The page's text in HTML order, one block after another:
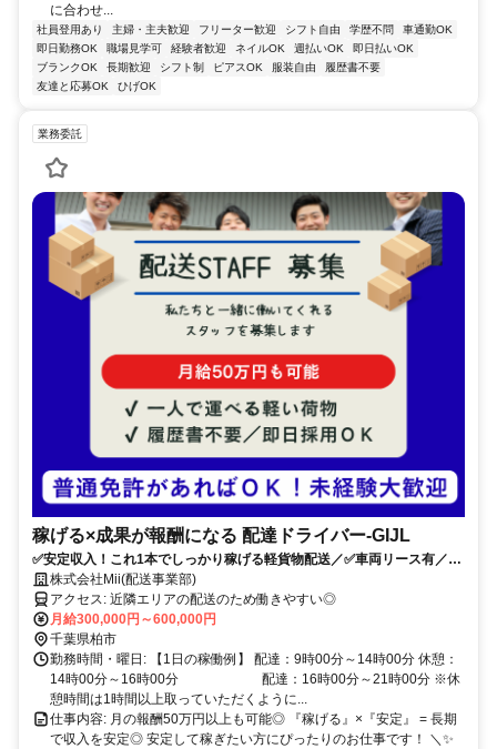
に合わせ...
社員登用あり 主婦・主夫歓迎 フリーター歓迎 シフト自由 学歴不問
車通勤OK
即日勤務OK
職場見学可 経験者歓迎 ネイルOK 週払いOK
即日払いOK
ブランクOK
長期歓迎 シフト制 ピアスOK 服装自由
履歴書不要
友達と応募OK
ひげOK
業務委託
稼げる×成果が報酬になる 配達ドライバー-GIJL
✅安定収入！これ1本でしっかり稼げる軽貨物配送／✅車両リース有／✅
普通免許があれば誰でもスタート可能
株式会社Mii(配送事業部)
アクセス: 近隣エリアの配送のため働きやすい◎
月給300,000円～600,000円
千葉県柏市
勤務時間・曜日: 【1日の稼働例】 配達：9時00分～14時00分 休憩：
14時00分～16時00分 配達：16時00分～21時00分 ※休
憩時間は1時間以上取っていただくように...
仕事内容: 月の報酬50万円以上も可能◎ 『稼げる』×『安定』 = 長期
で収入を安定◎ 安定して稼ぎたい方にぴったりのお仕事です！ ＼✨